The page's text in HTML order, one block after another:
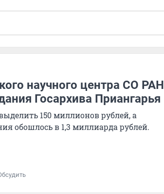
научного центра СО РАН
Госархива Приангарья
150 миллионов рублей, а
обошлось в 1,3 миллиарда рублей.